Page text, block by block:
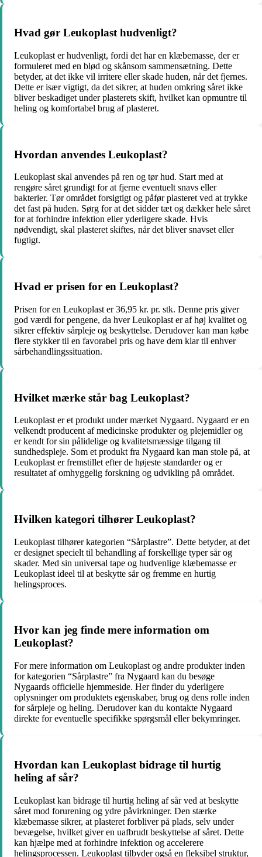
Hvad gør Leukoplast hudvenligt?
Leukoplast er hudvenligt, fordi det har en klæbemasse, der er
formuleret med en blød og skånsom sammensætning. Dette
betyder, at det ikke vil irritere eller skade huden, når det fjernes.
Dette er især vigtigt, da det sikrer, at huden omkring såret ikke
bliver beskadiget under plasterets skift, hvilket kan opmuntre til
heling og komfortabel brug af plasteret.
Hvordan anvendes Leukoplast?
Leukoplast skal anvendes på ren og tør hud. Start med at
rengøre såret grundigt for at fjerne eventuelt snavs eller
bakterier. Tør området forsigtigt og påfør plasteret ved at trykke
det fast på huden. Sørg for at det sidder tæt og dækker hele såret
for at forhindre infektion eller yderligere skade. Hvis
nødvendigt, skal plasteret skiftes, når det bliver snavset eller
fugtigt.
Hvad er prisen for en Leukoplast?
Prisen for en Leukoplast er 36,95 kr. pr. stk. Denne pris giver
god værdi for pengene, da hver Leukoplast er af høj kvalitet og
sikrer effektiv sårpleje og beskyttelse. Derudover kan man købe
flere stykker til en favorabel pris og have dem klar til enhver
sårbehandlingssituation.
Hvilket mærke står bag Leukoplast?
Leukoplast er et produkt under mærket Nygaard. Nygaard er en
velkendt producent af medicinske produkter og plejemidler og
er kendt for sin pålidelige og kvalitetsmæssige tilgang til
sundhedspleje. Som et produkt fra Nygaard kan man stole på, at
Leukoplast er fremstillet efter de højeste standarder og er
resultatet af omhyggelig forskning og udvikling på området.
Hvilken kategori tilhører Leukoplast?
Leukoplast tilhører kategorien “Sårplastre”. Dette betyder, at det
er designet specielt til behandling af forskellige typer sår og
skader. Med sin universal tape og hudvenlige klæbemasse er
Leukoplast ideel til at beskytte sår og fremme en hurtig
helingsproces.
Hvor kan jeg finde mere information om
Leukoplast?
For mere information om Leukoplast og andre produkter inden
for kategorien “Sårplastre” fra Nygaard kan du besøge
Nygaards officielle hjemmeside. Her finder du yderligere
oplysninger om produktets egenskaber, brug og dens rolle inden
for sårpleje og heling. Derudover kan du kontakte Nygaard
direkte for eventuelle specifikke spørgsmål eller bekymringer.
Hvordan kan Leukoplast bidrage til hurtig
heling af sår?
Leukoplast kan bidrage til hurtig heling af sår ved at beskytte
såret mod forurening og ydre påvirkninger. Den stærke
klæbemasse sikrer, at plasteret forbliver på plads, selv under
bevægelse, hvilket giver en uafbrudt beskyttelse af såret. Dette
kan hjælpe med at forhindre infektion og accelerere
helingsprocessen. Leukoplast tilbyder også en fleksibel struktur,